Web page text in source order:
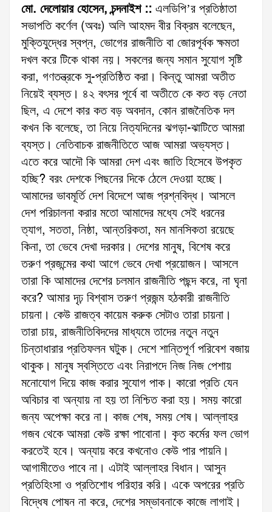
মো. দেলোয়ার হোসেন, চন্দনাইশ :: এলডিপি’র প্রতিষ্ঠাতা
সভাপতি কর্ণেল (অবঃ) অলি আহমদ বীর বিক্রম বলেছেন,
মুক্তিযুদ্ধের স্বপ্ন, ভোগের রাজনীতি বা জোরপূর্বক ক্ষমতা
দখল করে টিকে থাকা নয়। সকলের জন্য সমান সুযোগ সৃষ্টি
করা, গণতন্ত্রকে সু-প্রতিষ্ঠিত করা। কিন্তু আমরা অতীত
নিয়েই ব্যস্ত। ৪২ বৎসর পূর্বে বা অতীতে কে কত বড় নেতা
ছিল, এ দেশে কার কত বড় অবদান, কোন রাজনৈতিক দল
কখন কি বলেছে, তা নিয়ে নিত্যদিনের ঝগড়া-ঝাটিতে আমরা
ব্যস্ত। নেতিবাচক রাজনীতিতে আজ আমরা অভ্যস্ত।
এতে করে আদৌ কি আমরা দেশ এবং জাতি হিসেবে উপকৃত
হচ্ছি? বরং দেশকে পিছনের দিকে ঠেলে দেওয়া হচ্ছে।
আমাদের ভাবমূর্তি দেশ বিদেশে আজ প্রশ্নবিদ্ধ। আসলে
দেশ পরিচালনা করার মতো আমাদের মধ্যে সেই ধরনের
ত্যাগ, সততা, নিষ্ঠা, আন্তরিকতা, মন মানসিকতা রয়েছে
কিনা, তা ভেবে দেখা দরকার। দেশের মানুষ, বিশেষ করে
তরুণ প্রজন্মের কথা আগে ভেবে দেখা প্রয়োজন। আসলে
তারা কি আমাদের দেশের চলমান রাজনীতি পছন্দ করে, না ঘৃনা
করে? আমার দৃঢ় বিশ্বাস তরুণ প্রজন্ম হঠকারী রাজনীতি
চায়না। কেউ রাজত্ব কায়েম করুক সেটাও তারা চায়না।
তারা চায়, রাজনীতিবিদদের মাধ্যমে তাদের নতুন নতুন
চিন্তাধারার প্রতিফলন ঘটুক। দেশে শান্তিপূর্ণ পরিবেশ বজায়
থাকুক। মানুষ স্বস্তিতে এবং নিরাপদে নিজ নিজ পেশায়
মনোযোগ দিয়ে কাজ করার সুযোগ পাক। কারো প্রতি যেন
অবিচার বা অন্যায় না হয় তা নিশ্চিত করা হয়। সময় কারো
জন্য অপেক্ষা করে না। কাজ শেষ, সময় শেষ। আল্লাহর
গজব থেকে আমরা কেউ রক্ষা পাবোনা। কৃত কর্মের ফল ভোগ
করতেই হবে। অন্যায় করে কখনোও কেউ পার পায়নি।
আগামীতেও পাবে না। এটাই আল্লাহর বিধান। আসুন
প্রতিহিংসা ও প্রতিশোধ পরিহার করি। একে অপরের প্রতি
বিদ্ধেষ পোষন না করে, দেশের সম্ভাবনাকে কাজে লাগাই।